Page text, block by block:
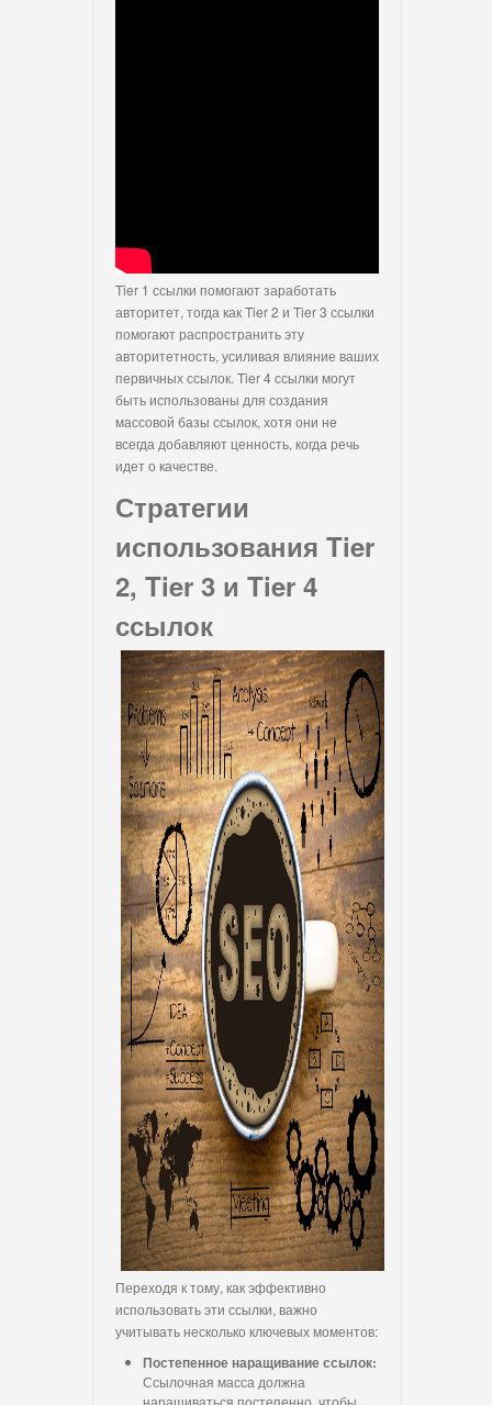
Tier 1 ссылки помогают заработать
авторитет, тогда как Tier 2 и Tier 3 ссылки
помогают распространить эту
авторитетность, усиливая влияние ваших
первичных ссылок. Tier 4 ссылки могут
быть использованы для создания
массовой базы ссылок, хотя они не
всегда добавляют ценность, когда речь
идет о качестве.
Стратегии
использования Tier
2, Tier 3 и Tier 4
ссылок
Переходя к тому, как эффективно
использовать эти ссылки, важно
учитывать несколько ключевых моментов:
Постепенное наращивание ссылок:
Ссылочная масса должна